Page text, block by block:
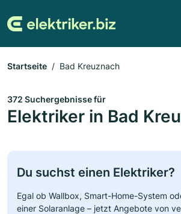
Startseite Bad Kreuznach
372 Suchergebnisse für
Elektriker in Bad
Du suchst einen Elektriker?
Egal ob Wallbox, Smart-Home-System
einer Solaranlage – jetzt Angebote von